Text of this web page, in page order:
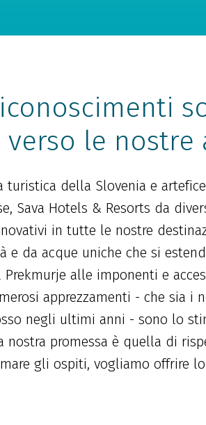
verso le
turistica della Slovenia e
Sava Hotels & Resorts da
in tutte le nostre
e da acque uniche che si
alle imponenti e
apprezzamenti - che sia i
negli ultimi anni - sono lo
nostra promessa è quella di
gli ospiti, vogliamo offrire